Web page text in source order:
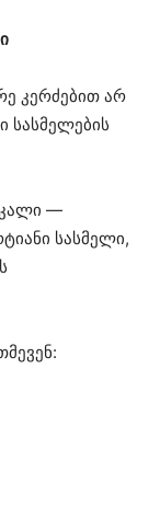
კერძებით არ
სასმელების
—
სასმელი,